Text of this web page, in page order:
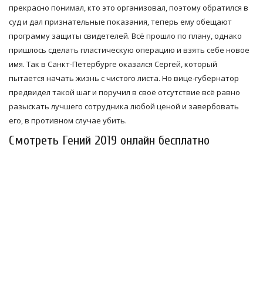
прекрасно понимал, кто это организовал, поэтому обратился в
суд и дал признательные показания, теперь ему обещают
программу защиты свидетелей. Всё прошло по плану, однако
пришлось сделать пластическую операцию и взять себе новое
имя. Так в Санкт-Петербурге оказался Сергей, который
пытается начать жизнь с чистого листа. Но вице-губернатор
предвидел такой шаг и поручил в своё отсутствие всё равно
разыскать лучшего сотрудника любой ценой и завербовать
его, в противном случае убить.
Смотреть Гений 2019 онлайн бесплатно